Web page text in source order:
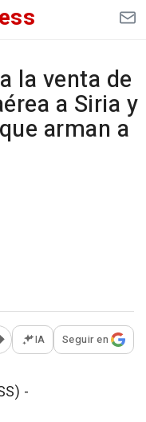
la venta de
a Siria y
arman a
opciones para
IA Seguir en
-